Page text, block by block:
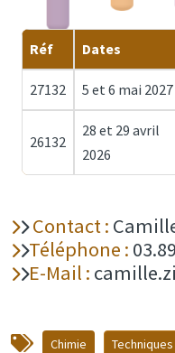
Réf Dates
27132 5 et 6 mai 2027
26132
28 et 29 avril
2026
Contact :
Téléphone :
E-Mail :
Chimie